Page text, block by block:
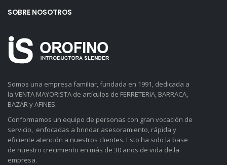
SOBRE NOSOTROS
Somos una empresa familiar, fundada en 1991, dedicada a
la VENTA MAYORISTA de artículos de FERRETERIA, BARRACA,
BAZAR y AFINES.
Conformamos un equipo de personas con gran vocación de
servicio, enfocadas a brindar asesoramiento, rápida y
eficiente atención a nuestros clientes. Esto ha sido la base
de nuestro crecimiento en más de 30 años de vida de la
empresa.